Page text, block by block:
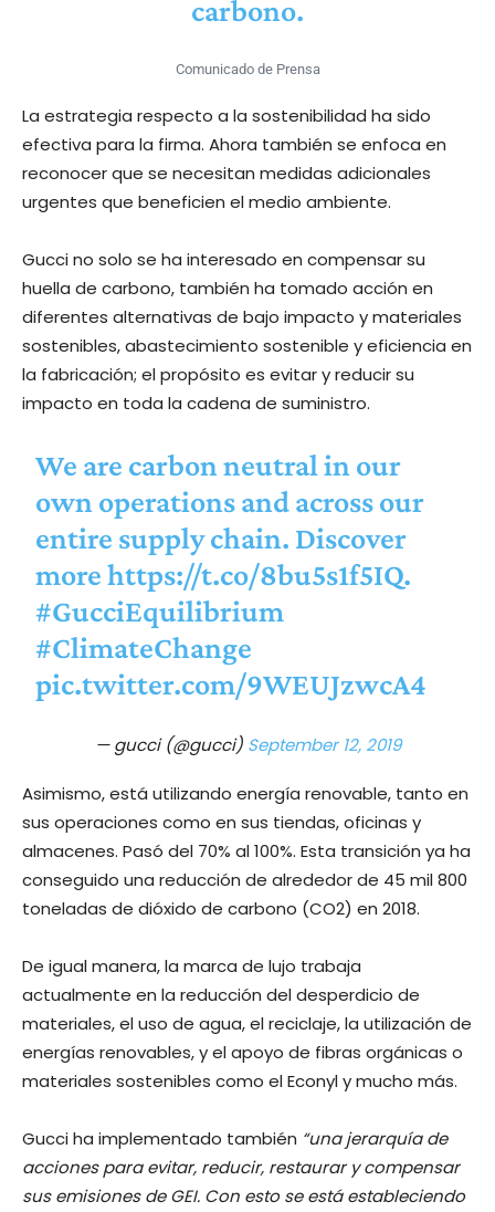
carbono.
Comunicado de Prensa
La estrategia respecto a la sostenibilidad ha sido
efectiva para la firma. Ahora también se enfoca en
reconocer que se necesitan medidas adicionales
urgentes que beneficien el medio ambiente.
Gucci no solo se ha interesado en compensar su
huella de carbono, también ha tomado acción en
diferentes alternativas de bajo impacto y materiales
sostenibles, abastecimiento sostenible y eficiencia en
la fabricación; el propósito es evitar y reducir su
impacto en toda la cadena de suministro.
We are carbon neutral in our
own operations and across our
entire supply chain. Discover
morehttps://t.co/8bu5s1f5IQ.
#GucciEquilibrium
#ClimateChange
pic.twitter.com/9WEUJzwcA4
— gucci (@gucci) September 12, 2019
Asimismo, está utilizando energía renovable, tanto en
sus operaciones como en sus tiendas, oficinas y
almacenes. Pasó del 70% al 100%. Esta transición ya ha
conseguido una reducción de alrededor de 45 mil 800
toneladas de dióxido de carbono (CO2) en 2018.
De igual manera, la marca de lujo trabaja
actualmente en la reducción del desperdicio de
materiales, el uso de agua, el reciclaje, la utilización de
energías renovables, y el apoyo de fibras orgánicas o
materiales sostenibles como el Econyl y mucho más.
Gucci ha implementado también “una jerarquía de
acciones para evitar, reducir, restaurar y compensar
sus emisiones de GEI. Con esto se está estableciendo